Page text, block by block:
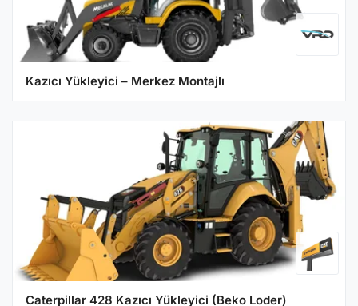
Kazıcı Yükleyici – Merkez Montajlı
Caterpillar 428 Kazıcı Yükleyici (Beko Loder)